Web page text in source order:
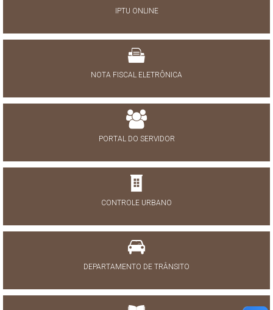
IPTU ONLINE
NOTA FISCAL ELETRÔNICA
PORTAL DO SERVIDOR
CONTROLE URBANO
DEPARTAMENTO DE TRÂNSITO